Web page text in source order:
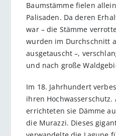
Baumstämme fielen
Palisaden. Da deren
war – die Stämme
wurden im Durchschnitt
ausgetauscht –,
und nach große
Im 18. Jahrhundert
ihren Hochwasserschutz.
errichteten sie Dämme
die Murazzi. Dieses